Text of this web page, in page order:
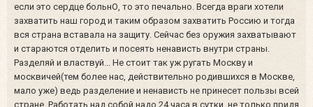
если это сердце больнО, то это печально. Всегда враги хотели
захватить наш город и таким образом захватить Россию и тогда
вся страна вставала на защиту. Сейчас без оружия захватывают
и стараются отделить и посеять ненависть внутри страны.
Разделяй и властвуй... Не стоит так уж ругать Москву и
москвичей(тем более нас, действительно родившихся в Москве,
мало уже) ведь разделение и ненависть не принесет пользы всей
стране. Работать над собой надо 24 часа в сутки, не только придя